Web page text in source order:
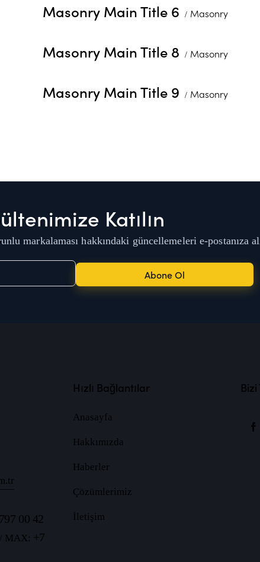
Masonry
Masonry Main Title 6
Masonry
Masonry Main Title 8
Masonry
Masonry Main Title 9
Katılın
markalaması hakkındaki güncellemeleri e-postanıza
Abone Ol
00 42
MAX: +7
Hızlı Bağlantılar
Anasayfa
Hakkımızda
Haberler
Çözümlerimiz
İletişim